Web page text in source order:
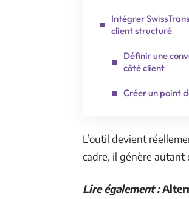
Intégrer
client structuré
Définir une
côté client
Créer un point
L’outil devient
cadre, il génère autant
Lire également :